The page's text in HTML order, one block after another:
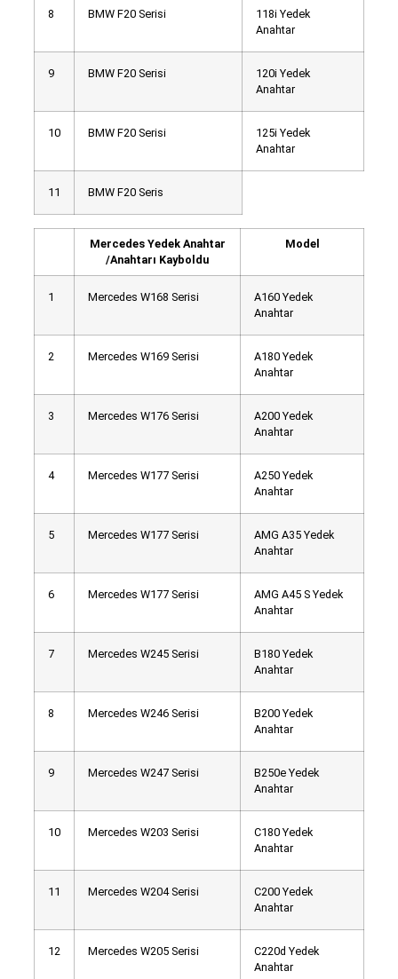
8 BMW F20 Serisi
118i Yedek
Anahtar
9 BMW F20 Serisi
120i Yedek
Anahtar
10 BMW F20 Serisi
125i Yedek
Anahtar
11 BMW F20 Seris
Mercedes Yedek Anahtar
/Anahtarı Kayboldu
Model
1 Mercedes W168 Serisi
A160 Yedek
Anahtar
2 Mercedes W169 Serisi
A180 Yedek
Anahtar
3 Mercedes W176 Serisi
A200 Yedek
Anahtar
4 Mercedes W177 Serisi
A250 Yedek
Anahtar
5 Mercedes W177 Serisi
AMG A35 Yedek
Anahtar
6 Mercedes W177 Serisi
AMG A45 S Yedek
Anahtar
7 Mercedes W245 Serisi
B180 Yedek
Anahtar
8 Mercedes W246 Serisi
B200 Yedek
Anahtar
9 Mercedes W247 Serisi
B250e Yedek
Anahtar
10 Mercedes W203 Serisi
C180 Yedek
Anahtar
11 Mercedes W204 Serisi
C200 Yedek
Anahtar
12 Mercedes W205 Serisi
C220d Yedek
Anahtar